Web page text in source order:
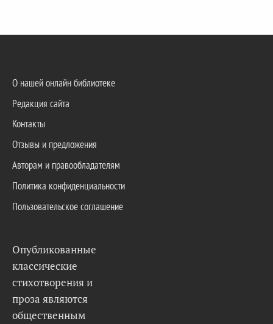
О нашей онлайн библиотеке
Редакция сайта
Контакты
Отзывы и предложения
Авторам и правообладателям
Политика конфиденциальности
Пользовательское соглашение
Опубликованные
классические
стихотворения и
проза являются
общественным